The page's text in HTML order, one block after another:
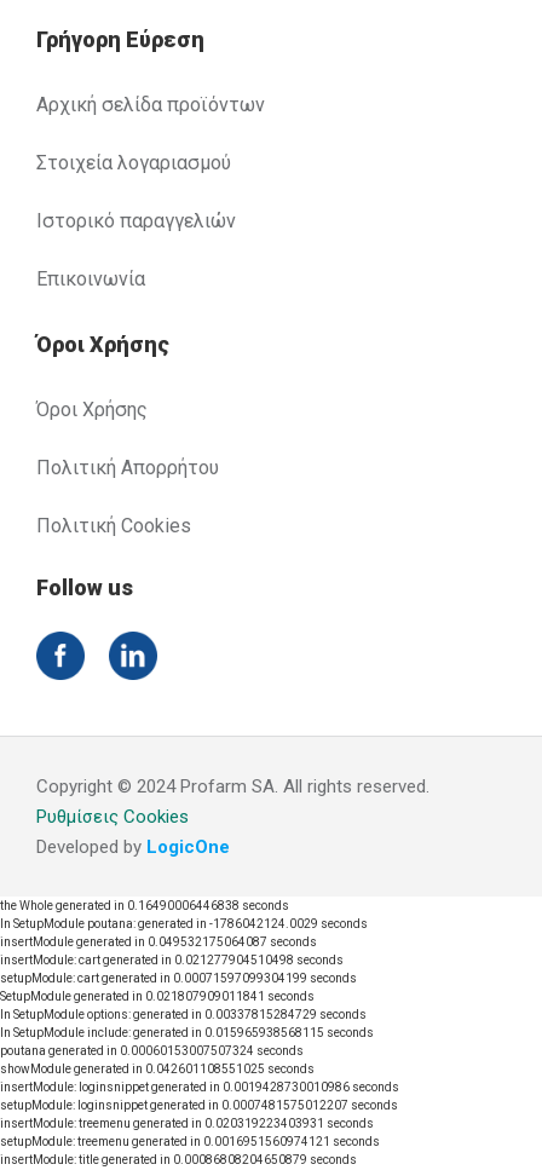
Γρήγορη Εύρεση
Αρχική σελίδα προϊόντων
Στοιχεία λογαριασμού
Ιστορικό παραγγελιών
Επικοινωνία
Όροι Χρήσης
Όροι Χρήσης
Πολιτική Απορρήτου
Πολιτική Cookies
Follow us
Copyright © 2024 Profarm SA. All rights reserved.
Ρυθμίσεις Cookies
Developed by LogicOne
the Whole generated in 0.16490006446838 seconds
In SetupModule poutana: generated in -1786042124.0029 seconds
insertModule generated in 0.049532175064087 seconds
insertModule: cart generated in 0.021277904510498 seconds
setupModule: cart generated in 0.00071597099304199 seconds
SetupModule generated in 0.021807909011841 seconds
In SetupModule options: generated in 0.00337815284729 seconds
In SetupModule include: generated in 0.015965938568115 seconds
poutana generated in 0.00060153007507324 seconds
showModule generated in 0.042601108551025 seconds
insertModule: loginsnippet generated in 0.0019428730010986 seconds
setupModule: loginsnippet generated in 0.0007481575012207 seconds
insertModule: treemenu generated in 0.020319223403931 seconds
setupModule: treemenu generated in 0.0016951560974121 seconds
insertModule: title generated in 0.00086808204650879 seconds